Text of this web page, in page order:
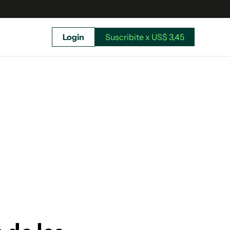
Login Suscribite x US$ 3,45